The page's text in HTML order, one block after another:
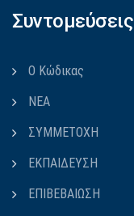
Συντομεύσεις
Ο Κώδικας
ΝΕΑ
ΣΥΜΜΕΤΟΧΗ
ΕΚΠΑΙΔΕΥΣΗ
ΕΠΙΒΕΒΑΙΩΣΗ